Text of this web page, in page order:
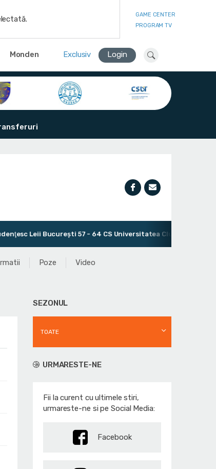
GAME CENTER
PROGRAM TV
Monden Exclusiv Login
Bucureşti 57 - 64 CS Universitatea Cluj-Napoca
Poze Video
SEZONUL
TOATE
URMARESTE-NE
Fii la curent cu ultimele stiri,
urmareste-ne si pe Social Media:
Facebook